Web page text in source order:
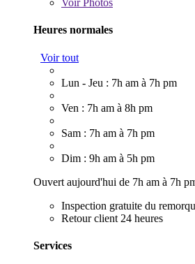
VoirPhotos
Heures normales
Voir tout
Lun - Jeu : 7h am à 7h pm
Ven : 7h am à 8h pm
Sam : 7h am à 7h pm
Dim : 9h am à 5h pm
Ouvert aujourd'hui de 7h am à 7h
Inspection gratuite du
Retour client 24 heures
Services